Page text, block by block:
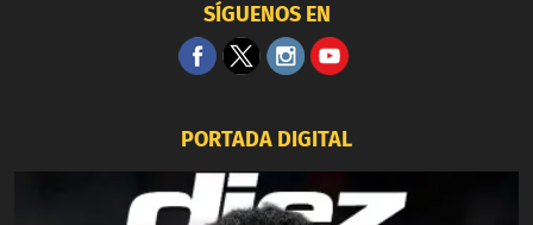
SÍGUENOS EN
PORTADA DIGITAL